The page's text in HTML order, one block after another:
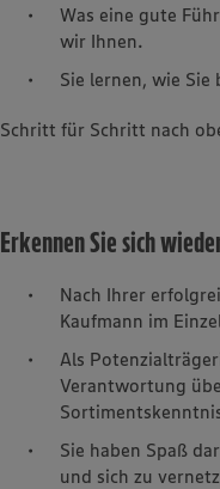
Was eine gute
wir Ihnen.
Sie lernen, wie
Schritt für Schritt nach
Erkennen Sie sich
Nach Ihrer
Kaufmann im
Als
Verantwortung
Sie haben Spaß
und sich zu